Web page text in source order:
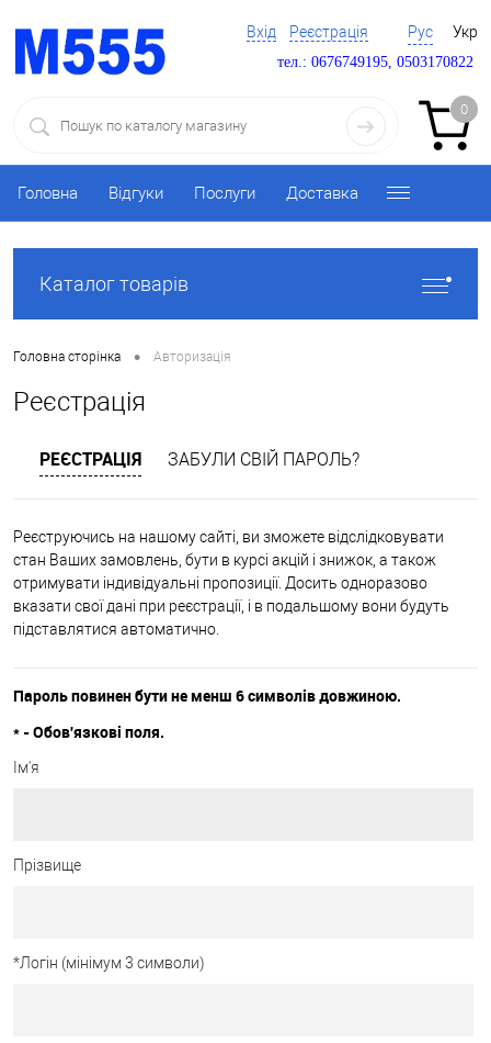
Вхід Реєстрація Рус Укр
тел.: 0676749195, 0503170822
0
Головна Відгуки Послуги Доставка
Каталог товарів
Головна сторінка • Авторизація
Реєстрація
РЕЄСТРАЦІЯ ЗАБУЛИ СВІЙ ПАРОЛЬ?
Реєструючись на нашому сайті, ви зможете відслідковувати
стан Ваших замовлень, бути в курсі акцій і знижок, а також
отримувати індивідуальні пропозиції. Досить одноразово
вказати свої дані при реєстрації, і в подальшому вони будуть
підставлятися автоматично.
Пароль повинен бути не менш 6 символів довжиною.
* - Обов'язкові поля.
Ім'я
Прізвище
*Логін (мінімум 3 символи)